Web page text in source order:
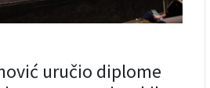
uručio diplome